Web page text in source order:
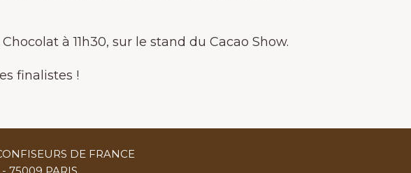
à 11h30, sur le stand du Cacao Show.
finalistes !
DE FRANCE